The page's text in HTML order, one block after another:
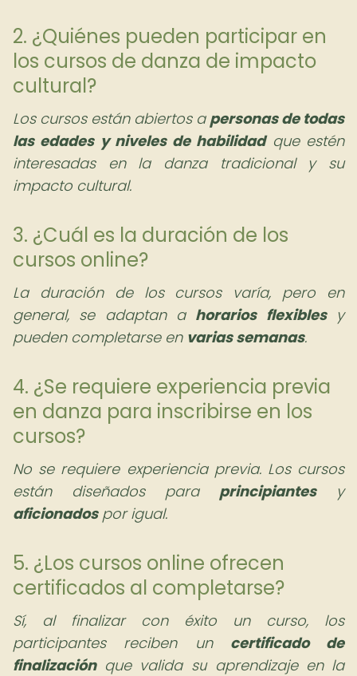
2. ¿Quiénes pueden participar en
los cursos de danza de impacto
cultural?
Los cursos están abiertos a personas de todas
las edades y niveles de habilidadque estén
interesadas en la danza tradicional y su
impacto cultural.
3. ¿Cuál es la duración de los
cursos online?
La duración de los cursos varía, pero en
general, se adaptan a horarios flexiblesy
pueden completarse en varias semanas.
4. ¿Se requiere experiencia previa
en danza para inscribirse en los
cursos?
No se requiere experiencia previa. Los cursos
están diseñados para principiantesy
aficionadospor igual.
5. ¿Los cursos online ofrecen
certificados al completarse?
Sí, al finalizar con éxito un curso, los
participantes reciben un certificado de
finalizaciónque valida su aprendizaje en la